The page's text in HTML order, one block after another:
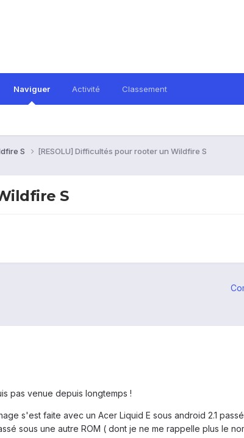
Naviguer Activité Classement
S [RESOLU] Difficultés pour rooter un Wildfire S
S
pas venue depuis longtemps !
s'est faite avec un Acer Liquid E sous android 2.1
sous une autre ROM ( dont je ne me rappelle plus le